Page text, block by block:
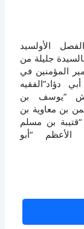
الأولسيد
2معلمة الرجالسيدة جليلة من
المؤمنين في
دؤاد”الفقيه
“يوسف بن
بن معاوية بن
بن مسلم
الأعظم “أبو